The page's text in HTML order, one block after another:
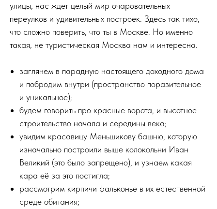
улицы, нас ждет целый мир очаровательных
переулков и удивительных построек. Здесь так тихо,
что сложно поверить, что ты в Москве. Но именно
такая, не туристическая Москва нам и интересна.
заглянем в парадную настоящего доходного дома
и побродим внутри (пространство поразительное
и уникальное);
будем говорить про красные ворота, и высотное
строительство начала и середины века;
увидим красавицу Меньшикову башню, которую
изначально построили выше колокольни Иван
Великий (это было запрещено), и узнаем какая
кара её за это постигла;
рассмотрим кирпичи фальконье в их естественной
среде обитания;